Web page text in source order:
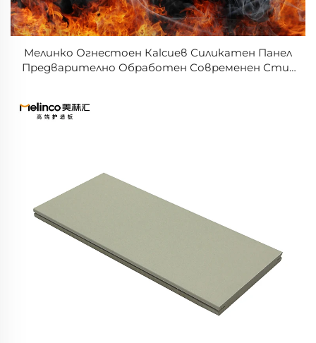
Мелинко Огнестоен Кalcиев Силикатен Панел
Предварително Обработен Современен Стил